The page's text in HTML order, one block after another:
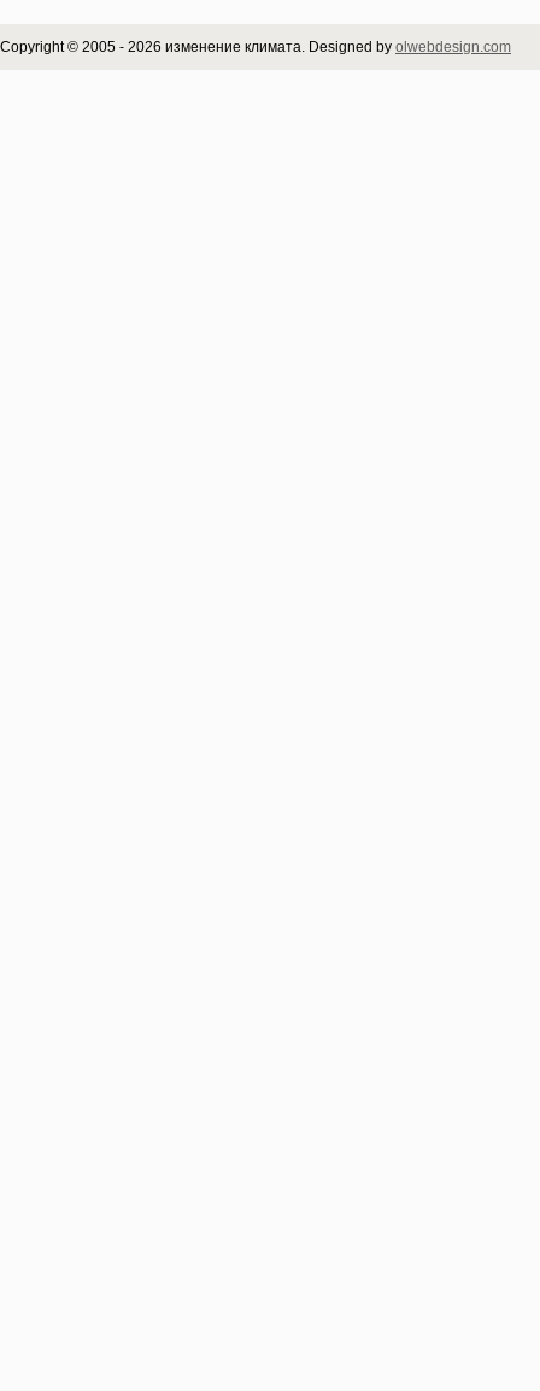
Copyright © 2005 - 2026 изменение климата. Designed by olwebdesign.com